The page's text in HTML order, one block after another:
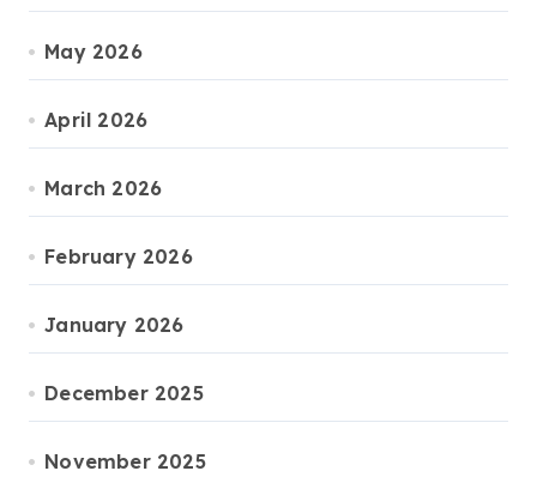
May 2026
April 2026
March 2026
February 2026
January 2026
December 2025
November 2025